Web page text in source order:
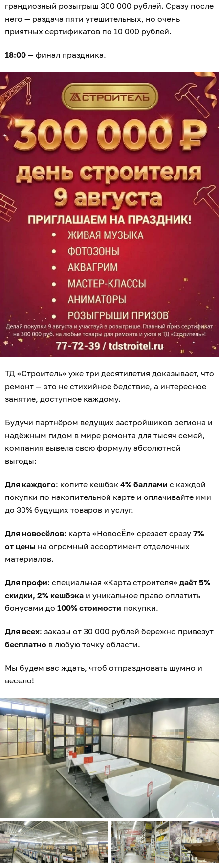
грандиозный розыгрыш 300 000 рублей. Сразу после
него — раздача пяти утешительных, но очень
приятных сертификатов по 10 000 рублей.
18:00 — финал праздника.
ТД «Строитель» уже три десятилетия доказывает, что
ремонт — это не стихийное бедствие, а интересное
занятие, доступное каждому.
Будучи партнёром ведущих застройщиков региона и
надёжным гидом в мире ремонта для тысяч семей,
компания вывела свою формулу абсолютной
выгоды:
Для каждого: копите кешбэк 4% баллами с каждой
покупки по накопительной карте и оплачивайте ими
до 30% будущих товаров и услуг.
Для новосёлов: карта «НовосЁл» срезает сразу 7%
от цены на огромный ассортимент отделочных
материалов.
Для профи: специальная «Карта строителя» даёт 5%
скидки, 2% кешбэка и уникальное право оплатить
бонусами до 100% стоимости покупки.
Для всех: заказы от 30 000 рублей бережно привезут
бесплатно в любую точку области.
Мы будем вас ждать, чтоб отпраздновать шумно и
весело!